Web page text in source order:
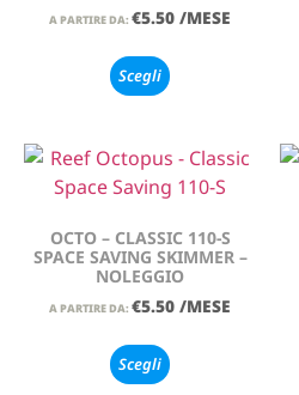
A PARTIRE DA: €5.50 /MESE
Scegli
OCTO – CLASSIC 110-S
SPACE SAVING SKIMMER –
NOLEGGIO
A PARTIRE DA: €5.50 /MESE
Scegli